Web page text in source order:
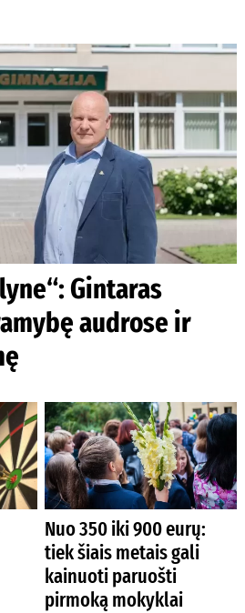
Gintaras
audrose ir
Nuo 350 iki 900 eurų:
tiek šiais metais gali
kainuoti paruošti
pirmoką mokyklai